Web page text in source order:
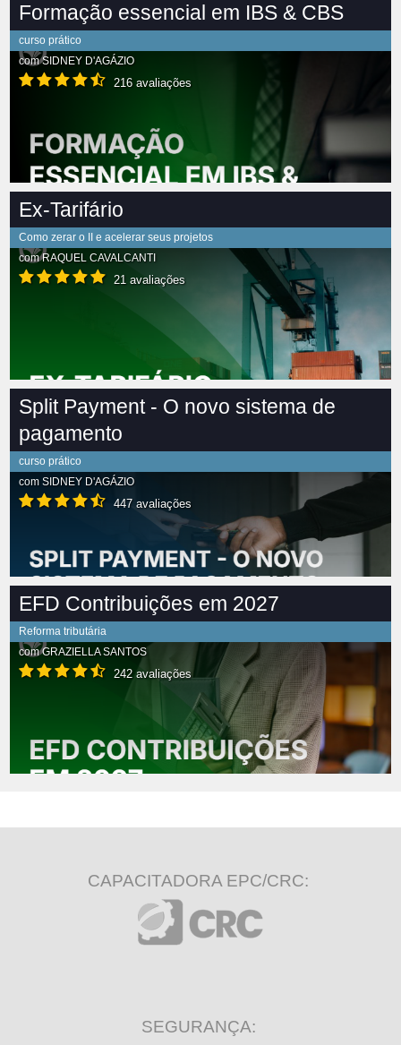
Formação essencial em IBS & CBS
curso prático
comSIDNEY D'AGÁZIO
216 avaliações
Ex-Tarifário
Como zerar o II e acelerar seus projetos
comRAQUEL CAVALCANTI
21 avaliações
Split Payment - O novo sistema de
pagamento
curso prático
com SIDNEY D'AGÁZIO
447 avaliações
EFD Contribuições em 2027
Reforma tributária
comGRAZIELLA SANTOS
242 avaliações
CAPACITADORA EPC/CRC:
SEGURANÇA: